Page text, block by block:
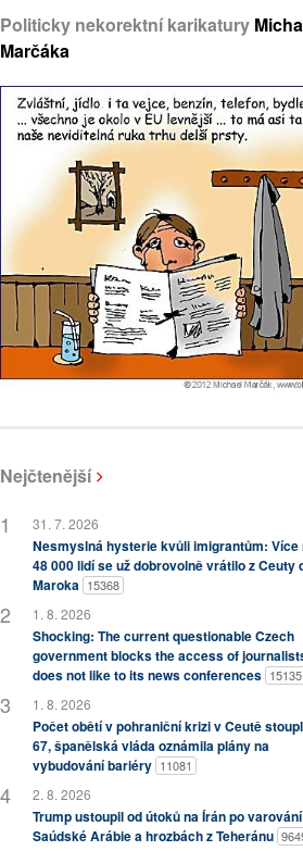
Politicky nekorektní karikatury
Marčáka
Nejčtenější
31. 7. 2026
Nesmyslná hysterie kvůli imigrantům: Více
48 000 lidí se už dobrovolně vrátilo z Ceuty
Maroka 15368
1. 8. 2026
Shocking: The current questionable Czech
government blocks the access of
does not like to its news conferences 15135
1. 8. 2026
Počet obětí v pohraniční krizi v Ceutě
67, španělská vláda oznámila plány na
vybudování bariéry 11081
2. 8. 2026
Trump ustoupil od útoků na Írán po
Saúdské Arábie a hrozbách z Teheránu